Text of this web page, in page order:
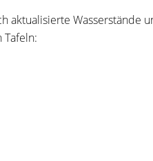
Wasserstände
Tafeln: